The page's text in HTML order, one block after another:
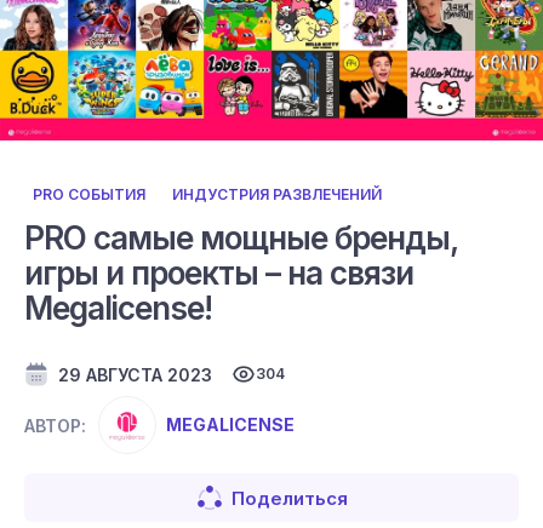
PRO СОБЫТИЯ ИНДУСТРИЯ РАЗВЛЕЧЕНИЙ
PRO самые мощные бренды,
игры и проекты – на связи
Megalicense!
29 АВГУСТА 2023 304
АВТОР: MEGALICENSE
Поделиться